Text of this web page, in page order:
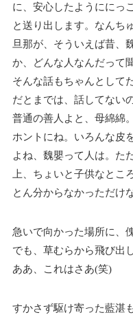
に、安心したようににっ
と送り出します。なんち
旦那が、そういえば昔、
か、どんな人なんだって
そんな話もちゃんとして
だとまでは、話してない
普通の善人よと、母綿綿。
ホントにね。いろんな皮
よね、魏嬰って人は。た
上、ちょいと子供なとこ
とん分からなかっただけ
急いで向かった場所に、
でも、草むらから飛び出
ああ、これはさあ(笑)
すかさず駆け寄った藍湛